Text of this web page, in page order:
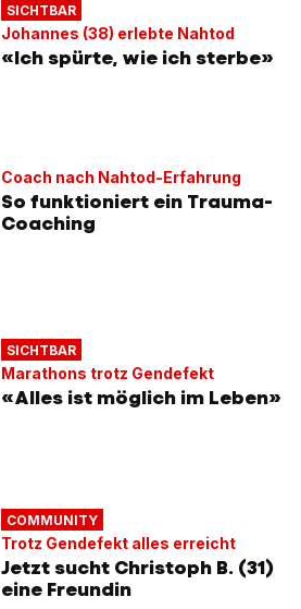
SICHTBAR
Johannes (38) erlebte Nahtod
«Ich spürte, wie ich sterbe»
Coach nach Nahtod-Erfahrung
So funktioniert ein Trauma-
Coaching
SICHTBAR
Marathons trotz Gendefekt
«Alles ist möglich im Leben»
COMMUNITY
Trotz Gendefekt alles erreicht
Jetzt sucht Christoph B. (31)
eine Freundin